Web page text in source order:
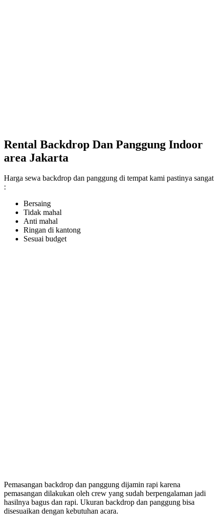
Rental Backdrop Dan Panggung Indoor
area Jakarta
Harga sewa backdrop dan panggung di tempat kami pastinya sangat
:
Bersaing
Tidak mahal
Anti mahal
Ringan di kantong
Sesuai budget
Pemasangan backdrop dan panggung dijamin rapi karena
pemasangan dilakukan oleh crew yang sudah berpengalaman jadi
hasilnya bagus dan rapi. Ukuran backdrop dan panggung bisa
disesuaikan dengan kebutuhan acara.